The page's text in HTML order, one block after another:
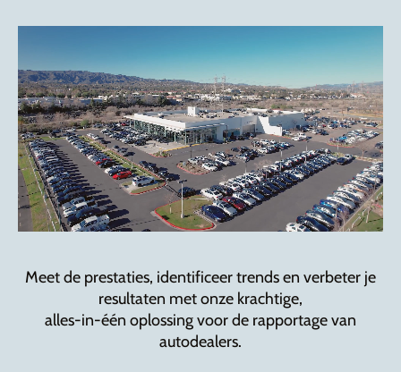
Meet de prestaties, identificeer trends en verbeter je
resultaten met onze krachtige,
alles-in-één oplossing voor de rapportage van
autodealers.